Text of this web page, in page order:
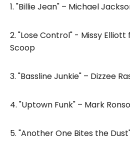
1. "Billie Jean" – Michael
2. "Lose Control" - Missy
Scoop
3. "Bassline Junkie" – Dizzee
4. "Uptown Funk" – Mark
5. "Another One Bites the